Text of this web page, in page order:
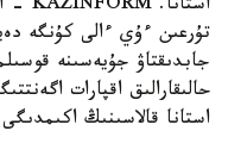
تۇرعىن ءۇي ءالى كۇنگە
حالىقارالىق اقپارات
استانا قالاسىنىڭ